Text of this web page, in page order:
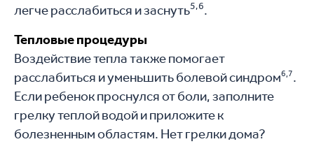
легче расслабиться и заснуть5,6.
Тепловые процедуры
Воздействие тепла также помогает
расслабиться и уменьшить болевой синдром6,7.
Если ребенок проснулся от боли, заполните
грелку теплой водой и приложите к
болезненным областям. Нет грелки дома?